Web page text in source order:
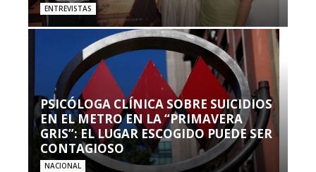
ENTREVISTAS
PSICÓLOGA CLÍNICA SOBRE SUICIDIOS
EN EL METRO EN LA “PRIMAVERA
GRIS”: EL LUGAR ESCOGIDO PUEDE SER
CONTAGIOSO
NACIONAL